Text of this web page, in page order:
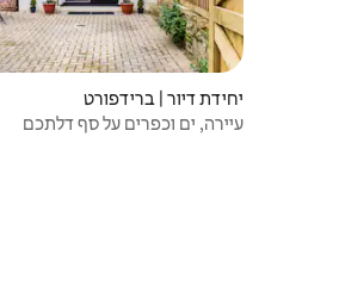
יחידת דיור | ברידפורט
עיירה, ים וכפרים על סף דלתכם